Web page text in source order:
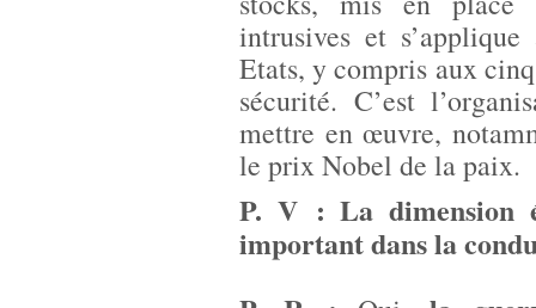
intrusives et
Etats, y compris aux
sécurité. C’est
mettre en œuvre,
le prix Nobel de la paix.
P. V : La dimension
important dans la